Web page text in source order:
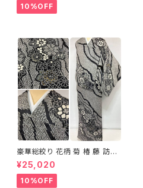
10%OFF
豪華総絞り 花柄 菊 椿 藤 訪問
着 鹿の子絞り ラメ 正絹 黒 白
グレー 1435
¥25,020
10%OFF